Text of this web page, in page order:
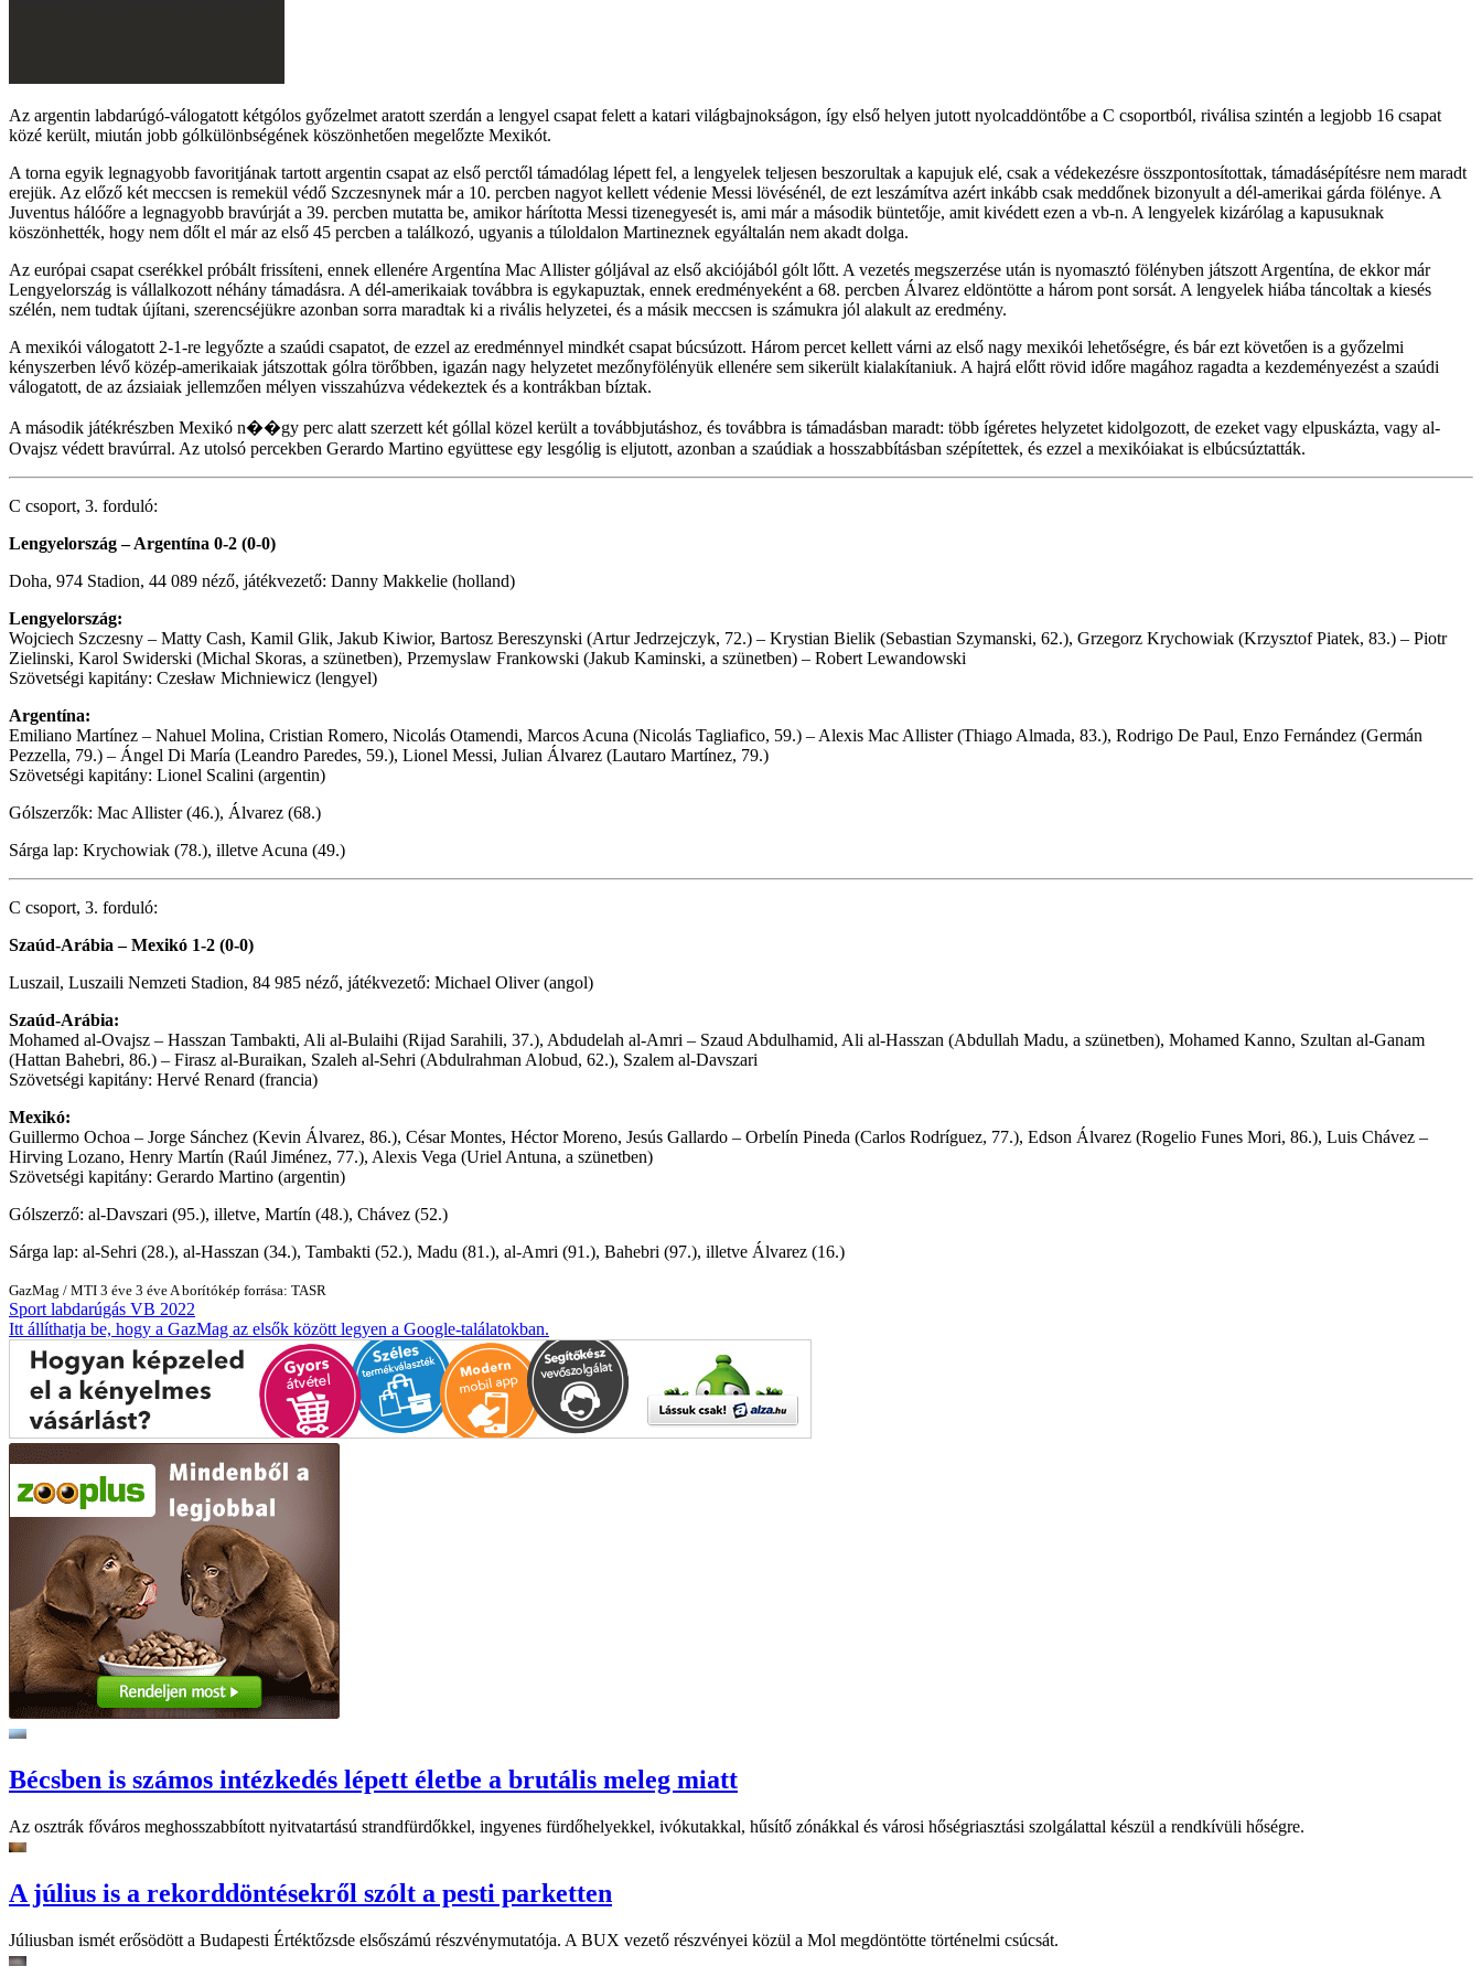
Az argentin labdarúgó-válogatott kétgólos győzelmet aratott szerdán a lengyel csapat felett a katari világbajnokságon, így első helyen jutott nyolcaddöntőbe a C csoportból, riválisa szintén a legjobb 16 csapat
közé került, miután jobb gólkülönbségének köszönhetően megelőzte Mexikót.
A torna egyik legnagyobb favoritjának tartott argentin csapat az első perctől támadólag lépett fel, a lengyelek teljesen beszorultak a kapujuk elé, csak a védekezésre összpontosítottak, támadásépítésre nem maradt
erejük. Az előző két meccsen is remekül védő Szczesnynek már a 10. percben nagyot kellett védenie Messi lövésénél, de ezt leszámítva azért inkább csak meddőnek bizonyult a dél-amerikai gárda fölénye. A
Juventus hálóőre a legnagyobb bravúrját a 39. percben mutatta be, amikor hárította Messi tizenegyesét is, ami már a második büntetője, amit kivédett ezen a vb-n. A lengyelek kizárólag a kapusuknak
köszönhették, hogy nem dőlt el már az első 45 percben a találkozó, ugyanis a túloldalon Martineznek egyáltalán nem akadt dolga.
Az európai csapat cserékkel próbált frissíteni, ennek ellenére Argentína Mac Allister góljával az első akciójából gólt lőtt. A vezetés megszerzése után is nyomasztó fölényben játszott Argentína, de ekkor már
Lengyelország is vállalkozott néhány támadásra. A dél-amerikaiak továbbra is egykapuztak, ennek eredményeként a 68. percben Álvarez eldöntötte a három pont sorsát. A lengyelek hiába táncoltak a kiesés
szélén, nem tudtak újítani, szerencséjükre azonban sorra maradtak ki a rivális helyzetei, és a másik meccsen is számukra jól alakult az eredmény.
A mexikói válogatott 2-1-re legyőzte a szaúdi csapatot, de ezzel az eredménnyel mindkét csapat búcsúzott. Három percet kellett várni az első nagy mexikói lehetőségre, és bár ezt követően is a győzelmi
kényszerben lévő közép-amerikaiak játszottak gólra törőbben, igazán nagy helyzetet mezőnyfölényük ellenére sem sikerült kialakítaniuk. A hajrá előtt rövid időre magához ragadta a kezdeményezést a szaúdi
válogatott, de az ázsiaiak jellemzően mélyen visszahúzva védekeztek és a kontrákban bíztak.
A második játékrészben Mexikó n��gy perc alatt szerzett két góllal közel került a továbbjutáshoz, és továbbra is támadásban maradt: több ígéretes helyzetet kidolgozott, de ezeket vagy elpuskázta, vagy al-
Ovajsz védett bravúrral. Az utolsó percekben Gerardo Martino együttese egy lesgólig is eljutott, azonban a szaúdiak a hosszabbításban szépítettek, és ezzel a mexikóiakat is elbúcsúztatták.
C csoport, 3. forduló:
Lengyelország – Argentína 0-2 (0-0)
Doha, 974 Stadion, 44 089 néző, játékvezető: Danny Makkelie (holland)
Lengyelország:
Wojciech Szczesny – Matty Cash, Kamil Glik, Jakub Kiwior, Bartosz Bereszynski (Artur Jedrzejczyk, 72.) – Krystian Bielik (Sebastian Szymanski, 62.), Grzegorz Krychowiak (Krzysztof Piatek, 83.) – Piotr
Zielinski, Karol Swiderski (Michal Skoras, a szünetben), Przemyslaw Frankowski (Jakub Kaminski, a szünetben) – Robert Lewandowski
Szövetségi kapitány: Czesław Michniewicz (lengyel)
Argentína:
Emiliano Martínez – Nahuel Molina, Cristian Romero, Nicolás Otamendi, Marcos Acuna (Nicolás Tagliafico, 59.) – Alexis Mac Allister (Thiago Almada, 83.), Rodrigo De Paul, Enzo Fernández (Germán
Pezzella, 79.) – Ángel Di María (Leandro Paredes, 59.), Lionel Messi, Julian Álvarez (Lautaro Martínez, 79.)
Szövetségi kapitány: Lionel Scalini (argentin)
Gólszerzők: Mac Allister (46.), Álvarez (68.)
Sárga lap: Krychowiak (78.), illetve Acuna (49.)
C csoport, 3. forduló:
Szaúd-Arábia – Mexikó 1-2 (0-0)
Luszail, Luszaili Nemzeti Stadion, 84 985 néző, játékvezető: Michael Oliver (angol)
Szaúd-Arábia:
Mohamed al-Ovajsz – Hasszan Tambakti, Ali al-Bulaihi (Rijad Sarahili, 37.), Abdudelah al-Amri – Szaud Abdulhamid, Ali al-Hasszan (Abdullah Madu, a szünetben), Mohamed Kanno, Szultan al-Ganam
(Hattan Bahebri, 86.) – Firasz al-Buraikan, Szaleh al-Sehri (Abdulrahman Alobud, 62.), Szalem al-Davszari
Szövetségi kapitány: Hervé Renard (francia)
Mexikó:
Guillermo Ochoa – Jorge Sánchez (Kevin Álvarez, 86.), César Montes, Héctor Moreno, Jesús Gallardo – Orbelín Pineda (Carlos Rodríguez, 77.), Edson Álvarez (Rogelio Funes Mori, 86.), Luis Chávez –
Hirving Lozano, Henry Martín (Raúl Jiménez, 77.), Alexis Vega (Uriel Antuna, a szünetben)
Szövetségi kapitány: Gerardo Martino (argentin)
Gólszerző: al-Davszari (95.), illetve, Martín (48.), Chávez (52.)
Sárga lap: al-Sehri (28.), al-Hasszan (34.), Tambakti (52.), Madu (81.), al-Amri (91.), Bahebri (97.), illetve Álvarez (16.)
GazMag / MTI 3 éve 3 éve A borítókép forrása: TASR
Sport labdarúgás VB 2022
Itt állíthatja be, hogy a GazMag az elsők között legyen a Google-találatokban.
Bécsben is számos intézkedés lépett életbe a brutális meleg miatt
Az osztrák főváros meghosszabbított nyitvatartású strandfürdőkkel, ingyenes fürdőhelyekkel, ivókutakkal, hűsítő zónákkal és városi hőségriasztási szolgálattal készül a rendkívüli hőségre.
A július is a rekorddöntésekről szólt a pesti parketten
Júliusban ismét erősödött a Budapesti Értéktőzsde elsőszámú részvénymutatója. A BUX vezető részvényei közül a Mol megdöntötte történelmi csúcsát.